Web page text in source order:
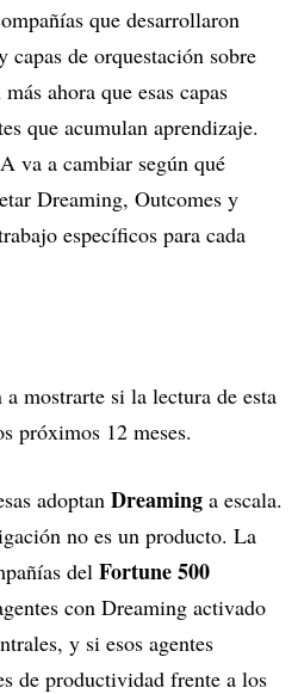
que desarrollaron
de orquestación sobre
ahora que esas capas
que acumulan aprendizaje.
va a cambiar según qué
Dreaming, Outcomes y
específicos para cada
mostrarte si la lectura de esta
próximos 12 meses.
adoptan Dreaming a escala.
no es un producto. La
del Fortune 500
con Dreaming activado
y si esos agentes
de productividad frente a los